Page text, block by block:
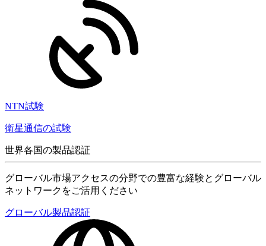
NTN試験
衛星通信の試験
世界各国の製品認証
グローバル市場アクセスの分野での豊富な経験とグローバル
ネットワークをご活用ください
グローバル製品認証